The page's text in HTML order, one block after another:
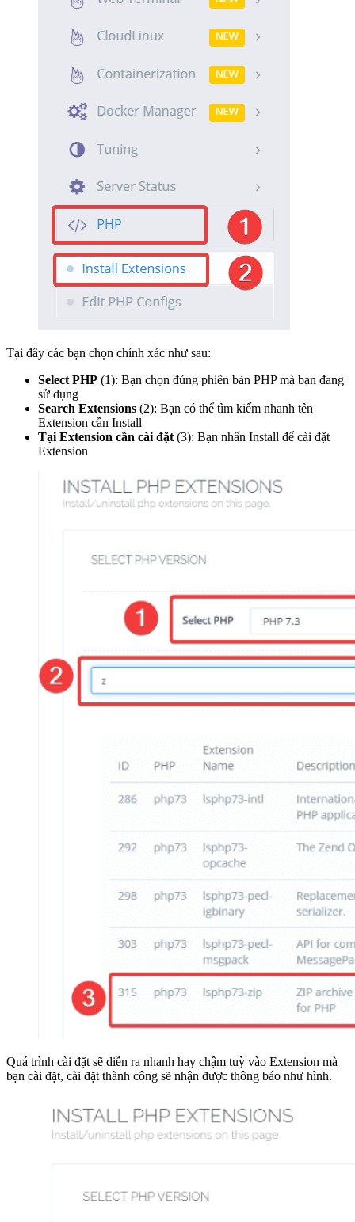
Tại đây các bạn chọn chính xác như sau:
Select PHP (1): Bạn chọn đúng phiên bản PHP mà bạn đang
sử dụng
Search Extensions (2): Bạn có thể tìm kiếm nhanh tên
Extension cần Install
Tại Extension cần cài đặt (3): Bạn nhấn Install để cài đặt
Extension
Quá trình cài đặt sẽ diễn ra nhanh hay chậm tuỳ vào Extension mà
bạn cài đặt, cài đặt thành công sẽ nhận được thông báo như hình.